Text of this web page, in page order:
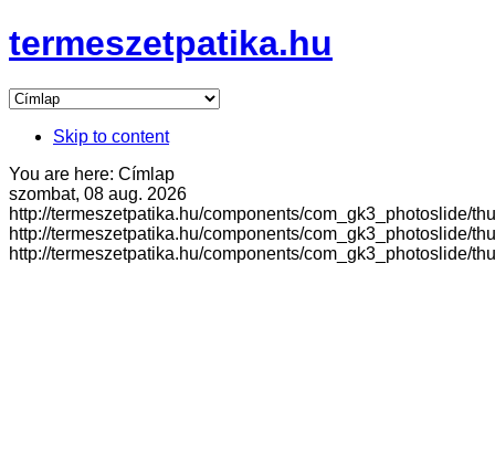
termeszetpatika.hu
Skip to content
You are here: Címlap
szombat, 08 aug. 2026
http://termeszetpatika.hu/components/com_gk3_photoslide/
http://termeszetpatika.hu/components/com_gk3_photoslide/
http://termeszetpatika.hu/components/com_gk3_photoslide/